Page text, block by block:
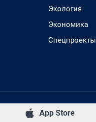
Экология
Экономика
Спецпроекты
App Store